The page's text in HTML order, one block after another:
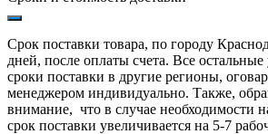
Срок поставки товара, по городу
дней, после оплаты счета. Все остальные
сроки поставки в другие регионы,
менеджером индивидуально. Также,
внимание, что в случае необходимости
срок поставки увеличивается на 5-7